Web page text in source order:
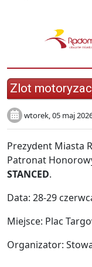
Zlot
wtorek, 05 maj
Prezydent Miasta
Patronat
STANCED.
Data: 28-29
Miejsce: Plac
Organizator: